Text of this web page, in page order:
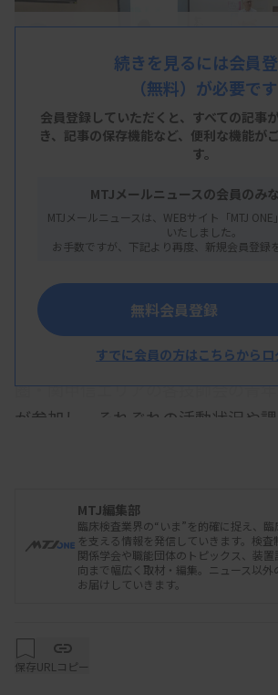
千葉県臨床検査技師会が主催した「
メンバーによる交流会」が8月2日
圏・関甲信エリアの各技師会の青
が参加し、それぞれの活動状況や
っていく。
交流会は1都8県の技師会会長の賛
研修会。群馬県臨床検査技師会の
川、千葉、埼玉、群馬、栃木、山
組織から約20人が参加した。
続きを見るには会員
（無料）が必要です
会員登録していただくと、すべての記事
き、 記事の保存機能など、便利な機能が
す。
MTJメールニュースの会員のみ
MTJメールニュースは、WEBサイト「MTJ
いたしました。
お手数ですが、下記より再度、新規会員登録
無料会員登録
すでに会員の方はこちらからロ
MTJ編集部
臨床検査業界の“いま”を的確に捉え、
を支える情報を発信していきます。検査
関係学会や職能団体のトピックス、装
向まで幅広く取材・編集。ニュース以外
お届けしていきます。
保存URLコピー